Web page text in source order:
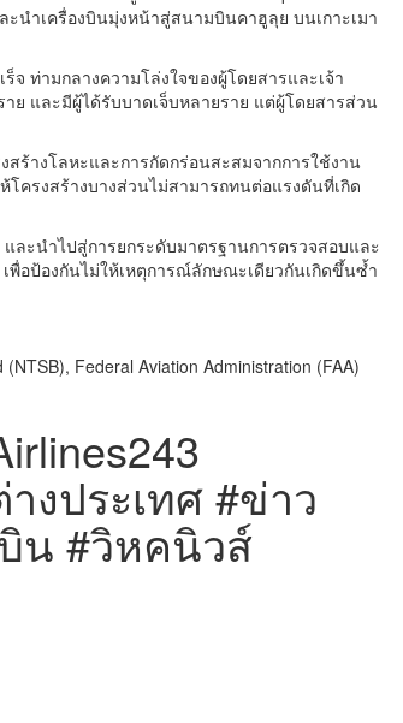
นำเครื่องบินมุ่งหน้าสู่สนามบินคาฮูลุย บนเกาะเมา
จ ท่ามกลางความโล่งใจของผู้โดยสารและเจ้า
ย และมีผู้ได้รับบาดเจ็บหลายราย แต่ผู้โดยสารส่วน
ร้างโลหะและการกัดกร่อนสะสมจากการใช้งาน
ครงสร้างบางส่วนไม่สามารถทนต่อแรงดันที่เกิด
ละนำไปสู่การยกระดับมาตรฐานการตรวจสอบและ
พื่อป้องกันไม่ให้เหตุการณ์ลักษณะเดียวกันเกิดขึ้นซ้ำ
Federal Aviation Administration (FAA)
งประเทศ #ข่าว
น #วิหคนิวส์